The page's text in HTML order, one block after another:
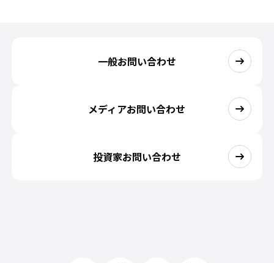
一般お問い合わせ
メディアお問い合わせ
投資家お問い合わせ